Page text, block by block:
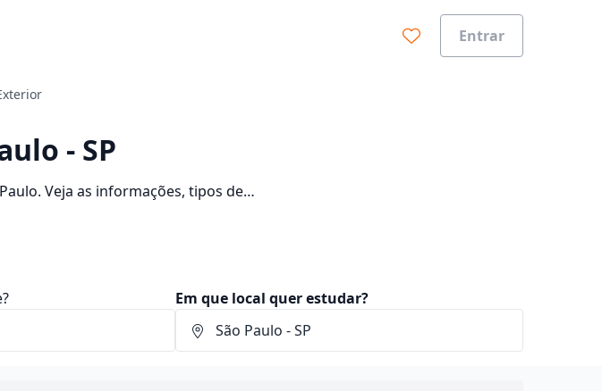
Entrar
- SP
Veja as informações, tipos de
Em que local quer estudar?